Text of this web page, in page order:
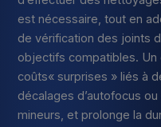
est nécessaire, tout en
de vérification des joints
objectifs compatibles. Un
coûts« surprises » liés à
décalages d’autofocus
mineurs, et prolonge la